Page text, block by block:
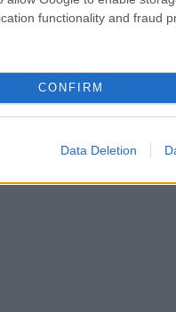
functionality and fraud
CONFIRM
Data Deletion